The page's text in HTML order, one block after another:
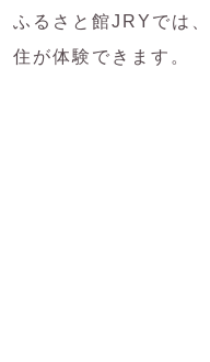
ふるさと館JRYでは
住が体験できます。